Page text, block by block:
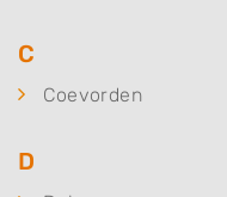
C
Coevorden
D